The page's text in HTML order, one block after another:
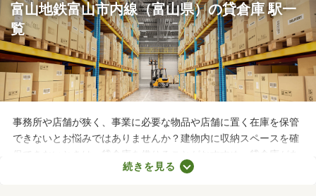
富山地鉄富山市内線（富山県）の貸倉庫 駅一
覧
事務所や店舗が狭く、事業に必要な物品や店舗に置く在庫を保管
できないとお悩みではありませんか？建物内に収納スペースを確
保できないときは、貸倉庫を借りることがおすすめ。貸倉庫があ
れば、在庫やすぐに使わない物品を保管できるため、店舗や事務
続きを見る